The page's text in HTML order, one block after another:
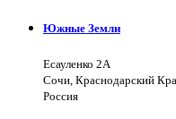
Южные Земли
Есауленко 2А
Сочи, Краснодарский
Россия